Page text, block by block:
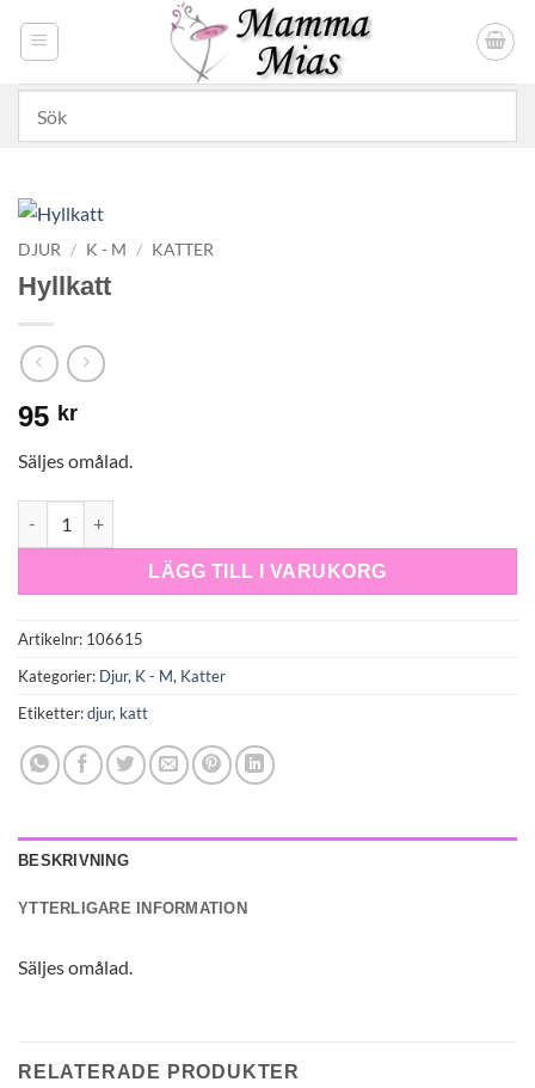
DJUR / K - M / KATTER
Hyllkatt
95 kr
Säljes omålad.
LÄGG TILL I VARUKORG
Artikelnr: 106615
Kategorier: Djur, K - M, Katter
Etiketter:djur, katt
BESKRIVNING
YTTERLIGARE INFORMATION
Säljes omålad.
RELATERADE PRODUKTER